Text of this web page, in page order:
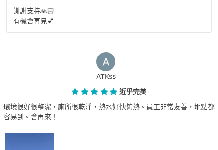
謝謝支持🙏🏻
有機會再見💕
ATKss
近乎完美
環境很好很整潔，廁所很乾淨，熱水好快夠熱。員工非常友善，地點都
容易到。會再來！